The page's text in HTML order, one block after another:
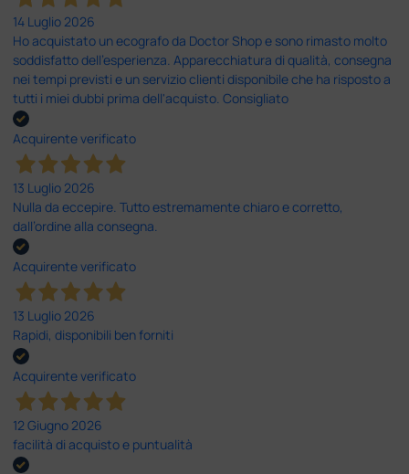
14 Luglio 2026
Ho acquistato un ecografo da Doctor Shop e sono rimasto molto
soddisfatto dell'esperienza. Apparecchiatura di qualità, consegna
nei tempi previsti e un servizio clienti disponibile che ha risposto a
tutti i miei dubbi prima dell'acquisto. Consigliato
Acquirente verificato
13 Luglio 2026
Nulla da eccepire. Tutto estremamente chiaro e corretto,
dall’ordine alla consegna.
Acquirente verificato
13 Luglio 2026
Rapidi, disponibili ben forniti
Acquirente verificato
12 Giugno 2026
facilità di acquisto e puntualità